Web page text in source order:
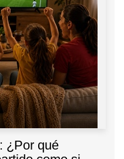
¿Por qué